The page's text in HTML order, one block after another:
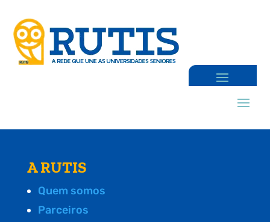
A RUTIS
Quem somos
Parceiros